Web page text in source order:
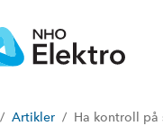
Artikler Ha kontroll på